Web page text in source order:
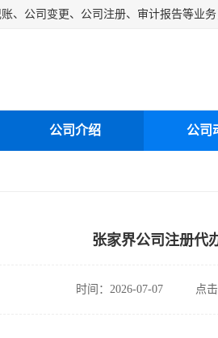
公司介绍 公司
张家界公司注册代
时间：2026-07-07 点